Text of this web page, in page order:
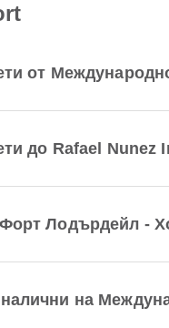
от
до Rafael Nunez
Лодърдейл -
на